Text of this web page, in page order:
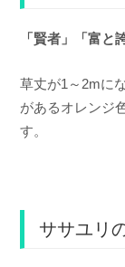
「賢者」「富と
草丈が1～2mに
があるオレンジ
す。
ササユリ